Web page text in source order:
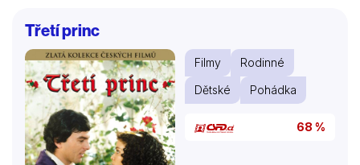
Třetí princ
Filmy
Rodinné
Dětské
Pohádka
68 %